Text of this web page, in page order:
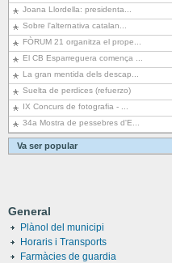
Joana Llordella: presidenta...
Sobre l'alternativa catalan...
FÒRUM 21 organitza el prope...
El CB Esparreguera comença ...
La gran mentida dels descap...
Suelta de perdices (refuerzo)
IX Concurs de fotografia - ...
34a Mostra de pessebres d'E...
Va ser popular
General
Plànol del municipi
Horaris i Transports
Farmàcies de guardia